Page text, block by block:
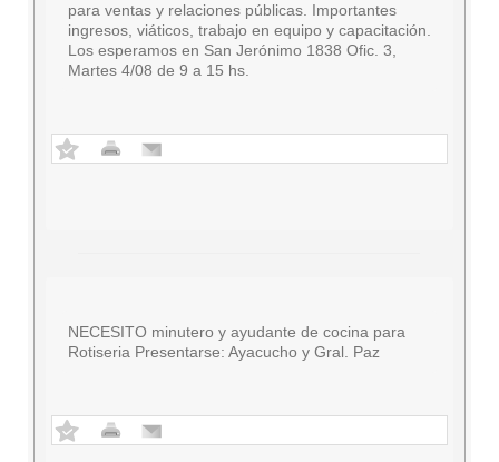
para ventas y relaciones públicas. Importantes
ingresos, viáticos, trabajo en equipo y capacitación.
Los esperamos en San Jerónimo 1838 Ofic. 3,
Martes 4/08 de 9 a 15 hs.
NECESITO minutero y ayudante de cocina para
Rotiseria Presentarse: Ayacucho y Gral. Paz